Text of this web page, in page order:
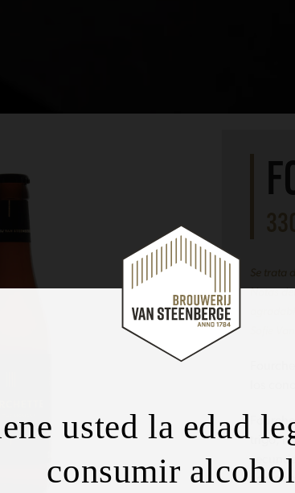
Se
Notas
los
trigo,
usted la edad
consumir